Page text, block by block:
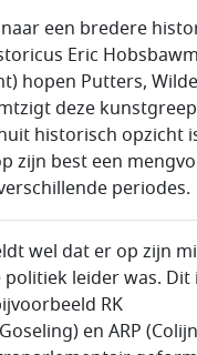
een bredere
Eric
hopen Putters,
deze
historisch opzicht
zijn best een
periodes.
wel dat er op zijn
leider was. Dit
RK
en ARP